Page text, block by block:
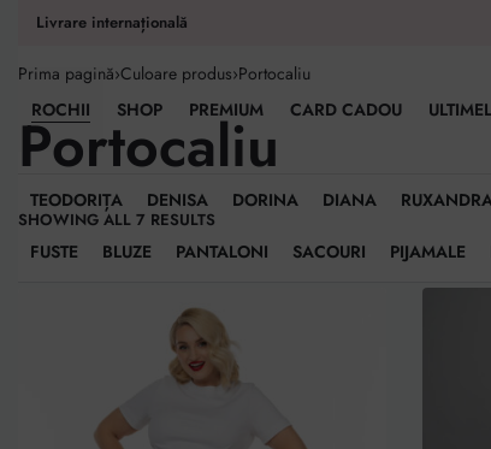
conținutLivrare internațională
ROCHII SHOP PREMIUM CARD CADOU
TEODORIȚA DENISA DORINA DIANA
FUSTE BLUZE PANTALONI SACOURI PIJAMALE
Prima pagină›Culoare produs›Portocaliu
Portocaliu
SHOWING ALL 7 RESULTS